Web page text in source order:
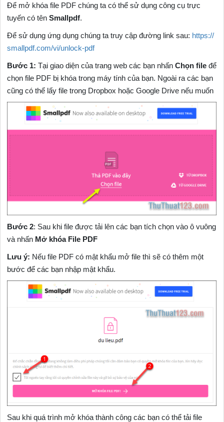
Để mở khóa file PDF chúng ta có thể sử dụng công cụ trực
tuyến có tênSmallpdf.
Để sử dụng ứng dụng chúng ta truy cập đường link sau: https://
smallpdf.com/vi/unlock-pdf
Bước 1: Tại giao diện của trang web các bạn nhấnChọn file để
chọn file PDF bị khóa trong máy tính của bạn. Ngoài ra các bạn
cũng có thể lấy file trong Dropbox hoặc Google Drive nếu muốn
Bước 2: Sau khi file được tải lên các bạn tích chọn vào ô vuông
và nhấn Mở khóa File PDF
Lưu ý: Nếu file PDF có mật khẩu mở file thì sẽ có thêm một
bước để các bạn nhập mật khẩu.
Sau khi quá trình mở khóa thành công các bạn có thể tải file